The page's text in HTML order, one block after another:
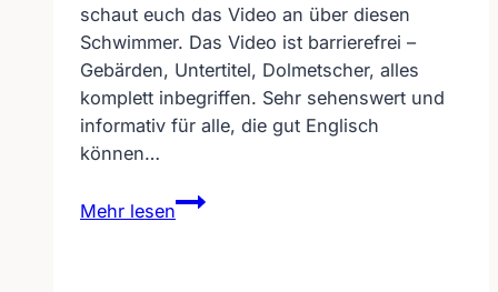
schaut euch das Video an über diesen
Schwimmer. Das Video ist barrierefrei –
Gebärden, Untertitel, Dolmetscher, alles
komplett inbegriffen. Sehr sehenswert und
informativ für alle, die gut Englisch
können…
Mehr lesen
Barrierefreies
Internet-